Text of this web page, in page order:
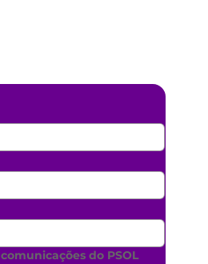
do PSOL